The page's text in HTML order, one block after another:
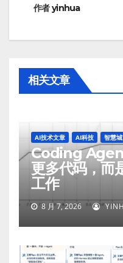
作者yinhua
相关文章
AI技术文章 AI科技 智慧
Coding
更多代码，而
工作
8 月 7, 2026